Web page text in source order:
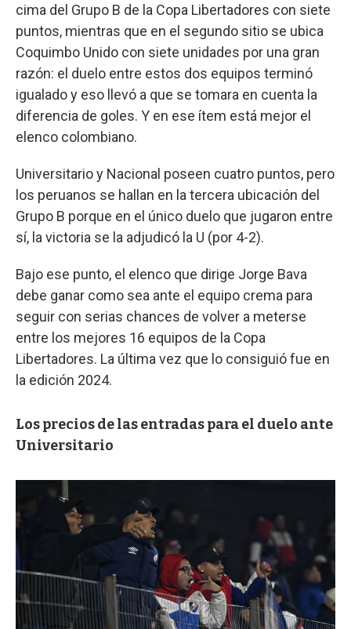
cima del Grupo B de la Copa Libertadores con siete
puntos, mientras que en el segundo sitio se ubica
Coquimbo Unido con siete unidades por una gran
razón: el duelo entre estos dos equipos terminó
igualado y eso llevó a que se tomara en cuenta la
diferencia de goles. Y en ese ítem está mejor el
elenco colombiano.
Universitario y Nacional poseen cuatro puntos, pero
los peruanos se hallan en la tercera ubicación del
Grupo B porque en el único duelo que jugaron entre
sí, la victoria se la adjudicó la U (por 4-2).
Bajo ese punto, el elenco que dirige Jorge Bava
debe ganar como sea ante el equipo crema para
seguir con serias chances de volver a meterse
entre los mejores 16 equipos de la Copa
Libertadores. La última vez que lo consiguió fue en
la edición 2024.
Los precios de las entradas para el duelo ante
Universitario